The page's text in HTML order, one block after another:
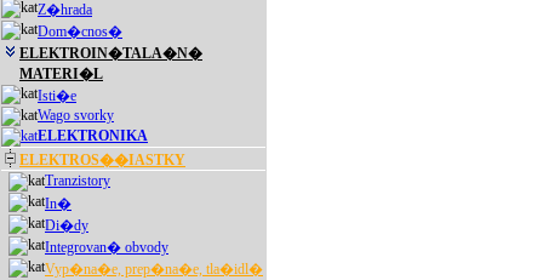
Z�hrada
Dom�cnos�
ELEKTROIN�TALA�N�
MATERI�L
Isti�e
Wago svorky
ELEKTRONIKA
ELEKTROS��IASTKY
Tranzistory
In�
Di�dy
Integrovan� obvody
Vyp�na�e, prep�na�e, tla�idl�